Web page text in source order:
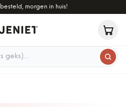
morgen in huis!